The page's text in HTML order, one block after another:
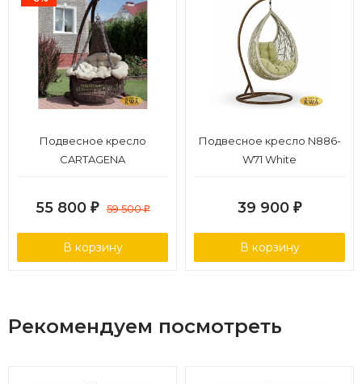
Подвесное кресло
CARTAGENA
55 800 ₽ 59 500₽
В корзину
Подвесное кресло N886-
W71 White
39 900 ₽
В корзину
Рекомендуем посмотреть